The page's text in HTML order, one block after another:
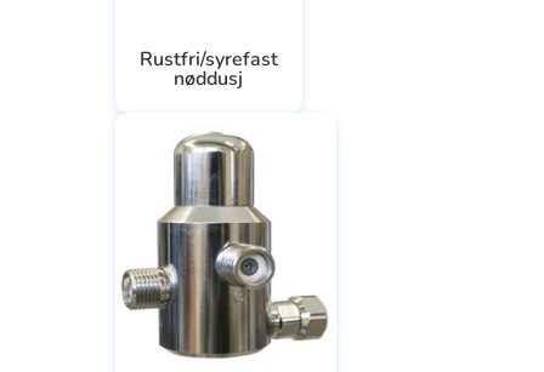
Rustfri/syrefast
nøddusj